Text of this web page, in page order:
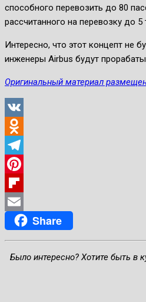
способного перевозить до 80
рассчитанного на перевозку до
Интересно, что этот концепт не
инженеры Airbus будут
Оригинальный материал
VK
Odnoklassniki
Telegram
Pinterest
Flipboard
Email
Share
Было интересно? Хотите быть в